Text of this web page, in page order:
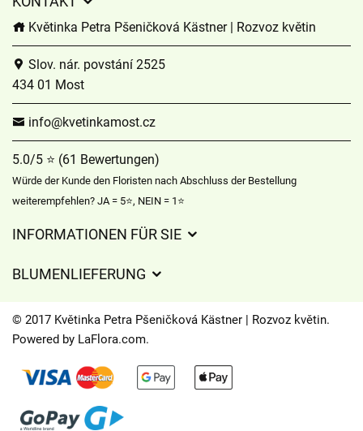
Květinka Petra Pšeničková Kästner | Rozvoz květin
Slov. nár. povstání 2525
434 01 Most
info@kvetinkamost.cz
5.0/5 ⭐ (61 Bewertungen)
Würde der Kunde den Floristen nach Abschluss der Bestellung
weiterempfehlen? JA = 5⭐, NEIN = 1⭐
INFORMATIONEN FÜR SIE
Lieferzeiten für Blumen – Übersicht der Möglichkeiten
BLUMENLIEFERUNG
Wohin wir Blumen liefern
Kontakt
© 2017 Květinka Petra Pšeničková Kästner | Rozvoz květin.
Powered by LaFlora.com.